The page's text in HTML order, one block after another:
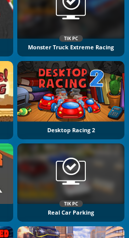
TIK PC
Monster Truck Extreme Racing
Desktop Racing 2
TIK PC
Real Car Parking